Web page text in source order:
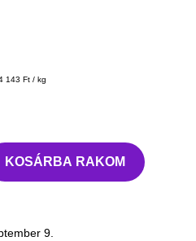
143 Ft / kg
KOSÁRBA RAKOM
9.